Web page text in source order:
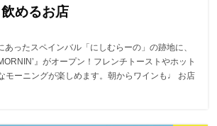
めるお店
ったスペインバル「にしむらーの」の跡地に、
』がオープン！フレンチトーストやホット
モーニングが楽しめます。朝からワインも♩ お店